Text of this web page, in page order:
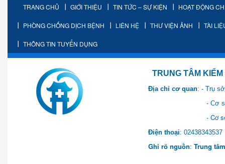
TRANG CHỦ GIỚI THIỆU TIN TỨC – SỰ KIỆN HOẠT ĐỘNG
PHÒNG CHỐNG DỊCH BỆNH LIÊN HỆ THƯ VIỆN ẢNH TÀI
THÔNG TIN TUYỂN DỤNG
TRUNG TÂM KIỂM SOÁT
Địa chỉ cơ quan: - Trụ
- Cơ sở 2: Khu Hành
- Cơ sở 3: Số 1 Ngõ 2
Điện thoại:
Ghi rõ nguồn: Trung